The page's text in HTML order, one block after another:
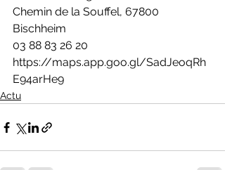
Chemin de la Souffel, 67800
Bischheim
03 88 83 26 20
https://maps.app.goo.gl/SadJeoqRh
E94arHe9
Actu